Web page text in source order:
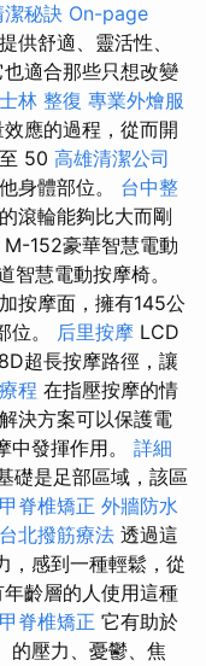
潔秘訣 On-page
供舒適、靈活性、
也適合那些只想改變
士林 整復 專業外燴服
應的過程，從而開
50 高雄清潔公司
身體部位。 台中整
滾輪能夠比大而剛
M-152豪華智慧電動
智慧電動按摩椅。
按摩面，擁有145公
位。 后里按摩 LCD
超長按摩路徑，讓
程 在指壓按摩的情
決方案可以保護電
中發揮作用。 詳細
礎是足部區域，該區
脊椎矯正 外牆防水
台北撥筋療法 透過這
，感到一種輕鬆，從
齡層的人使用這種
脊椎矯正 它有助於
的壓力、憂鬱、焦